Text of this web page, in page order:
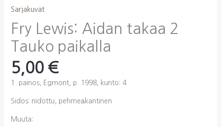
Sarjakuvat
Fry Lewis: Aidan takaa 2
Tauko paikalla
5,00 €
1. painos, Egmont, p. 1998, kunto: 4
Sidos: nidottu, pehmeäkantinen
Muuta: